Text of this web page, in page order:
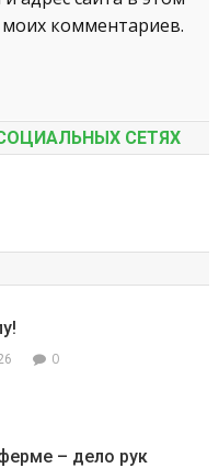
комментариев.
СЕТЯХ
0
– дело рук